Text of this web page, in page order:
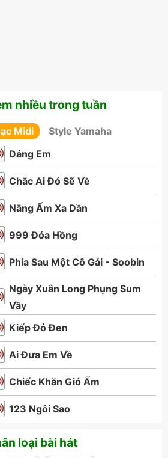
nhiều trong tuần
Midi
Style Yamaha
Dáng Em
Chắc Ai Đó Sẽ Về
Nắng Ấm Xa Dần
999 Đóa Hồng
Phía Sau Một Cô Gái - Soobin
Ngày Xuân Long Phụng Sum
Vầy
Kiếp Đỏ Đen
Ai Đưa Em Về
Chiếc Khăn Gió Ấm
123 Ngôi Sao
loại bài hát